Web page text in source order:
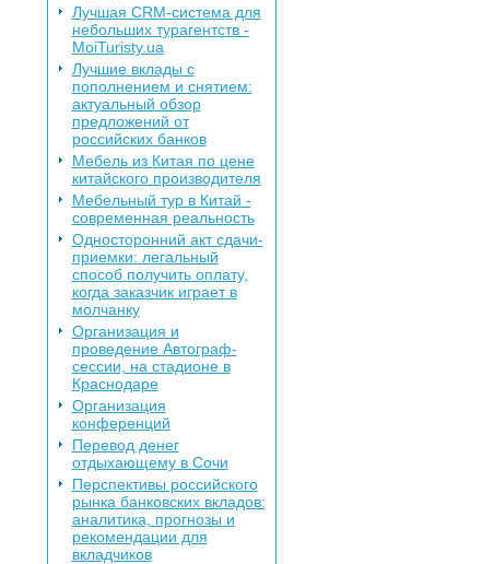
Лучшая CRM-система для
небольших турагентств -
MoiTuristy.ua
Лучшие вклады с
пополнением и снятием:
актуальный обзор
предложений от
российских банков
Мебель из Китая по цене
китайского производителя
Мебельный тур в Китай -
современная реальность
Односторонний акт сдачи-
приемки: легальный
способ получить оплату,
когда заказчик играет в
молчанку
Организация и
проведение Автограф-
сессии, на стадионе в
Краснодаре
Организация
конференций
Перевод денег
отдыхающему в Сочи
Перспективы российского
рынка банковских вкладов:
аналитика, прогнозы и
рекомендации для
вкладчиков